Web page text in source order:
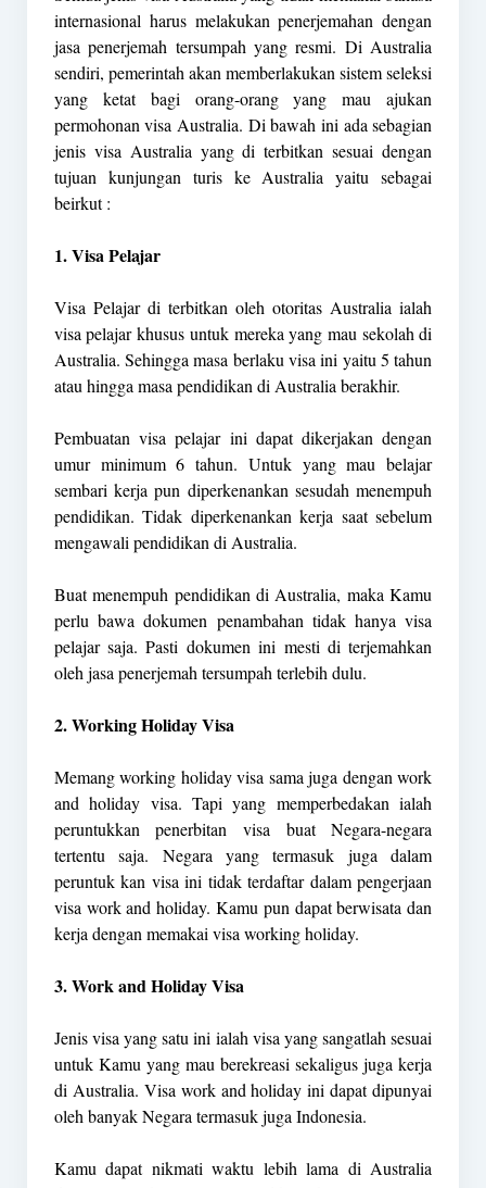
internasional harus melakukan penerjemahan dengan
jasa penerjemah tersumpah yang resmi. Di Australia
sendiri, pemerintah akan memberlakukan sistem seleksi
yang ketat bagi orang-orang yang mau ajukan
permohonan visa Australia. Di bawah ini ada sebagian
jenis visa Australia yang di terbitkan sesuai dengan
tujuan kunjungan turis ke Australia yaitu sebagai
beirkut :
1. Visa Pelajar
Visa Pelajar di terbitkan oleh otoritas Australia ialah
visa pelajar khusus untuk mereka yang mau sekolah di
Australia. Sehingga masa berlaku visa ini yaitu 5 tahun
atau hingga masa pendidikan di Australia berakhir.
Pembuatan visa pelajar ini dapat dikerjakan dengan
umur minimum 6 tahun. Untuk yang mau belajar
sembari kerja pun diperkenankan sesudah menempuh
pendidikan. Tidak diperkenankan kerja saat sebelum
mengawali pendidikan di Australia.
Buat menempuh pendidikan di Australia, maka Kamu
perlu bawa dokumen penambahan tidak hanya visa
pelajar saja. Pasti dokumen ini mesti di terjemahkan
oleh jasa penerjemah tersumpah terlebih dulu.
2. Working Holiday Visa
Memang working holiday visa sama juga dengan work
and holiday visa. Tapi yang memperbedakan ialah
peruntukkan penerbitan visa buat Negara-negara
tertentu saja. Negara yang termasuk juga dalam
peruntuk kan visa ini tidak terdaftar dalam pengerjaan
visa work and holiday. Kamu pun dapat berwisata dan
kerja dengan memakai visa working holiday.
3. Work and Holiday Visa
Jenis visa yang satu ini ialah visa yang sangatlah sesuai
untuk Kamu yang mau berekreasi sekaligus juga kerja
di Australia. Visa work and holiday ini dapat dipunyai
oleh banyak Negara termasuk juga Indonesia.
Kamu dapat nikmati waktu lebih lama di Australia